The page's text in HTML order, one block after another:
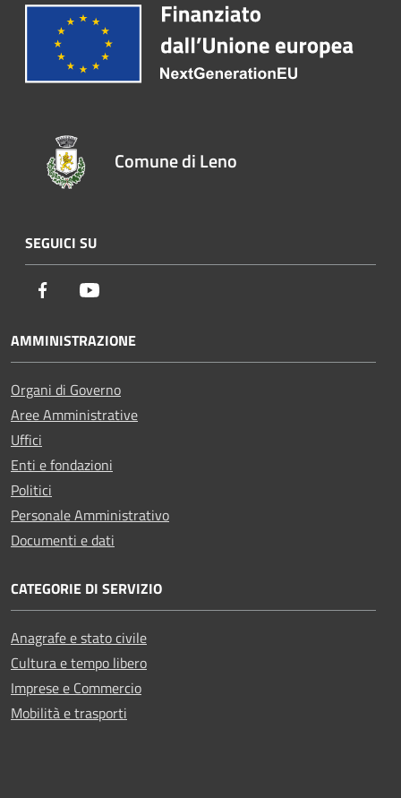
Comune di Leno
SEGUICI SU
Facebook
AMMINISTRAZIONE
Organi di Governo
Aree Amministrative
Uffici
Enti e fondazioni
Politici
Personale Amministrativo
Documenti e dati
CATEGORIE DI SERVIZIO
Anagrafe e stato civile
Cultura e tempo libero
Imprese e Commercio
Mobilità e trasporti